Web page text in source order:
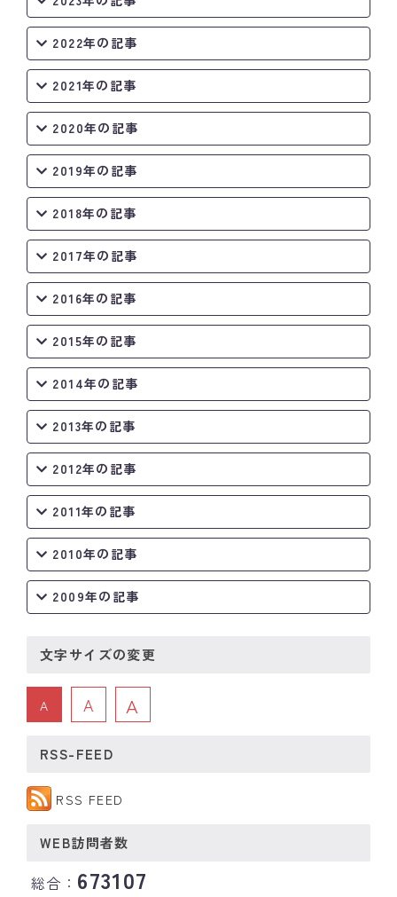
2022年の記事
2021年の記事
2020年の記事
2019年の記事
2018年の記事
2017年の記事
2016年の記事
2015年の記事
2014年の記事
2013年の記事
2012年の記事
2011年の記事
2010年の記事
2009年の記事
文字サイズの変更
A A A
RSS-FEED
RSS FEED
WEB訪問者数
総合： 673107